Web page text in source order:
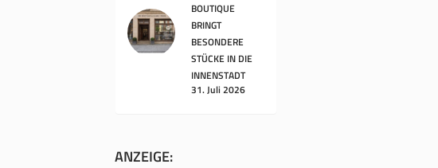
BOUTIQUE
BRINGT
BESONDERE
STÜCKE IN DIE
INNENSTADT
31. Juli 2026
ANZEIGE: